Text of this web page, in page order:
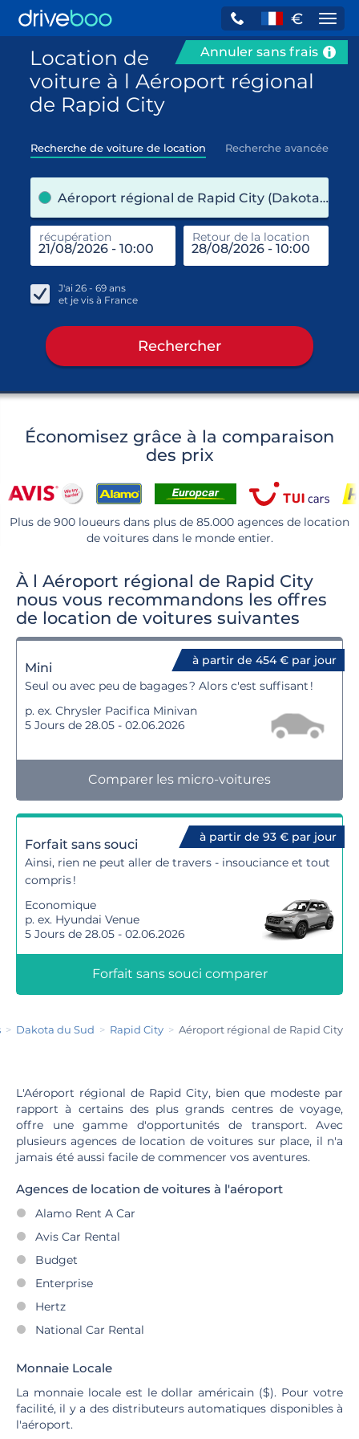
€
Annuler sans frais
Location de
voiture à l Aéroport régional
de Rapid City
Recherche de voiture de location Recherche avancée
Aéroport régional de Rapid City (Dakota du Sud / États-Unis)
récupération Retour de la location
J'ai 26 - 69 ans
et je vis à France
Rechercher
Économisez grâce à la comparaison
des prix
Plus de 900 loueurs dans plus de 85.000 agences de location
de voitures dans le monde entier.
À l Aéroport régional de Rapid City
nous vous recommandons les offres
de location de voitures suivantes
à partir de 454 € par jour
Mini
Seul ou avec peu de bagages ? Alors c'est suffisant !
p. ex. Chrysler Pacifica Minivan
5 Jours de 28.05 - 02.06.2026
Comparer les micro-voitures
à partir de 93 € par jour
Forfait sans souci
Ainsi, rien ne peut aller de travers - insouciance et tout
compris !
Economique
p. ex. Hyundai Venue
5 Jours de 28.05 - 02.06.2026
Forfait sans souci comparer
Dakota du Sud Rapid City Aéroport régional de Rapid City
L'Aéroport régional de Rapid City, bien que modeste par
rapport à certains des plus grands centres de voyage,
offre une gamme d'opportunités de transport. Avec
plusieurs agences de location de voitures sur place, il n'a
jamais été aussi facile de commencer vos aventures.
Agences de location de voitures à l'aéroport
Alamo Rent A Car
Avis Car Rental
Budget
Enterprise
Hertz
National Car Rental
Monnaie Locale
La monnaie locale est le dollar américain ($). Pour votre
facilité, il y a des distributeurs automatiques disponibles à
l'aéroport.